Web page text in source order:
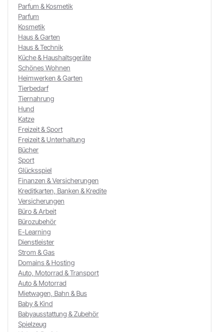
Parfum & Kosmetik
Parfum
Kosmetik
Haus & Garten
Haus & Technik
Küche & Haushaltsgeräte
Schönes Wohnen
Heimwerken & Garten
Tierbedarf
Tiernahrung
Hund
Katze
Freizeit & Sport
Freizeit & Unterhaltung
Bücher
Sport
Glücksspiel
Finanzen & Versicherungen
Kreditkarten, Banken & Kredite
Versicherungen
Büro & Arbeit
Bürozubehör
E-Learning
Dienstleister
Strom & Gas
Domains & Hosting
Auto, Motorrad & Transport
Auto & Motorrad
Mietwagen, Bahn & Bus
Baby & Kind
Babyausstattung & Zubehör
Spielzeug